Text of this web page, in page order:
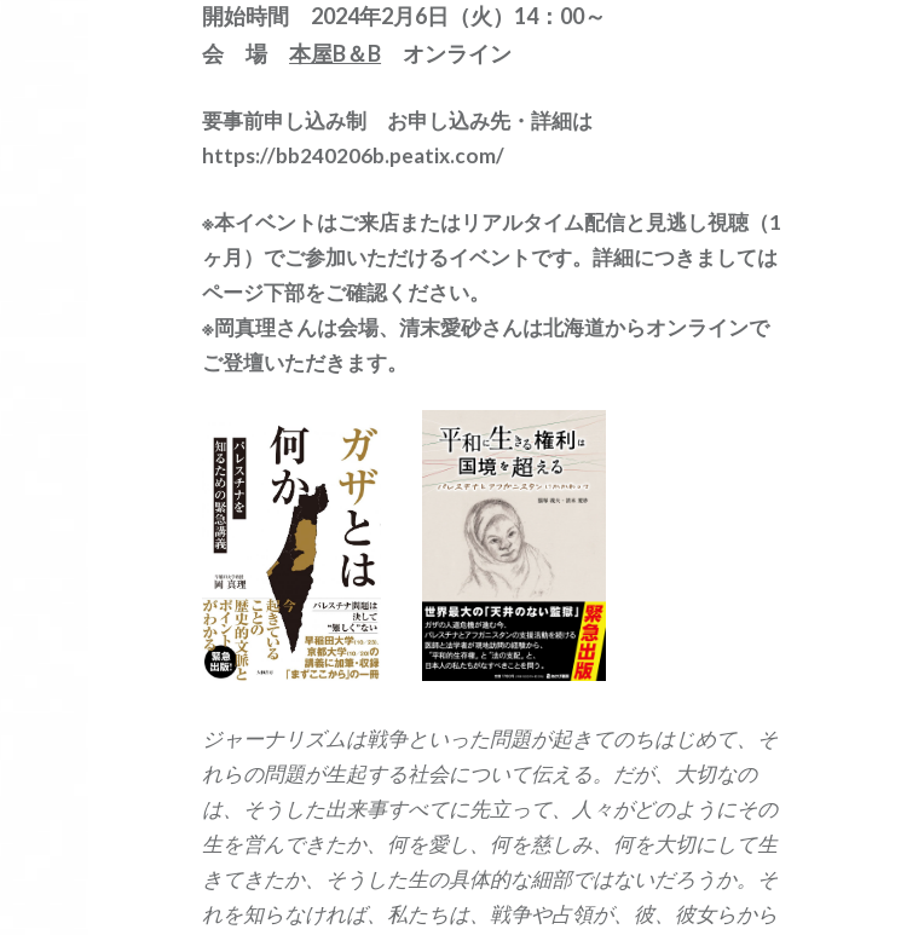
開始時間 2024年2月6日（火）14：00～
会 場本屋B＆B オンライン
要事前申し込み制 お申し込み先・詳細は
https://bb240206b.peatix.com/
※本イベントはご来店またはリアルタイム配信と見逃し視聴（1
ヶ月）でご参加いただけるイベントです。詳細につきましては
ページ下部をご確認ください。
※岡真理さんは会場、清末愛砂さんは北海道からオンラインで
ご登壇いただきます。
ジャーナリズムは戦争といった問題が起きてのちはじめて、そ
れらの問題が生起する社会について伝える。だが、大切なの
は、そうした出来事すべてに先立って、人々がどのようにその
生を営んできたか、何を愛し、何を慈しみ、何を大切にして生
きてきたか、そうした生の具体的な細部ではないだろうか。そ
れを知らなければ、私たちは、戦争や占領が、彼、彼女らから